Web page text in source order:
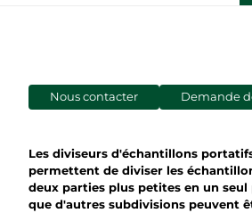
Nous contacter Demande
Les diviseurs d'échantillons
permettent de diviser les
deux parties plus petites en un seul
que d'autres subdivisions peuvent